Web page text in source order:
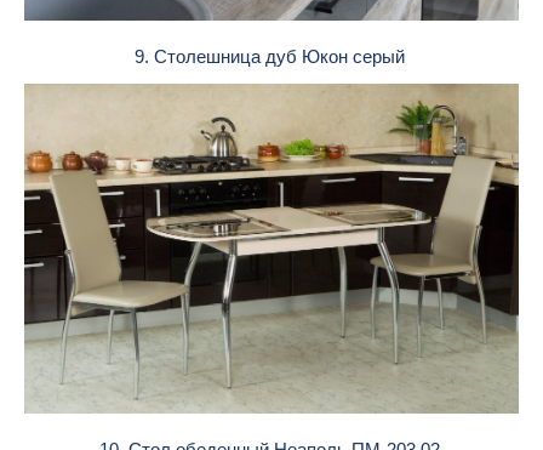
9. Столешница дуб Юкон серый